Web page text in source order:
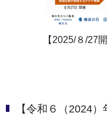
【2025/８/27
【令和６（2024）